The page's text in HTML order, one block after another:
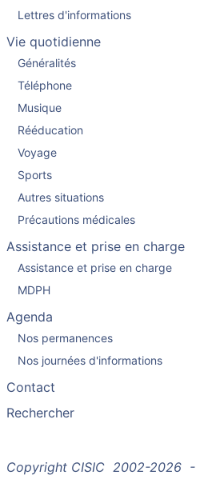
Lettres d'informations
Vie quotidienne
Généralités
Téléphone
Musique
Rééducation
Voyage
Sports
Autres situations
Précautions médicales
Assistance et prise en charge
Assistance et prise en charge
MDPH
Agenda
Nos permanences
Nos journées d'informations
Contact
Rechercher
Copyright CISIC 2002-2026 -